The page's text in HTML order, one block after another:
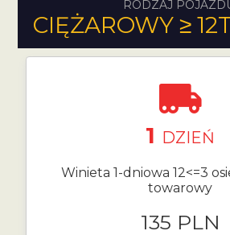
RODZAJ
CIĘŻAROWY ≥
1 DZIEŃ
Winieta 1-dniowa 12<=3
towarowy
135 PLN